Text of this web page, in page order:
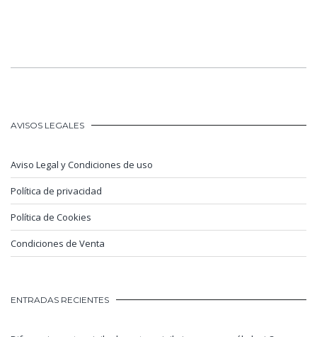
AVISOS LEGALES
Aviso Legal y Condiciones de uso
Política de privacidad
Política de Cookies
Condiciones de Venta
ENTRADAS RECIENTES